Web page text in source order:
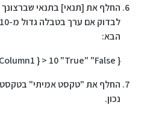
החלף את [תנאי] בתנאי
הבא:
{ IF { Table1.Column1 } > 10 "True" "False" }
החלף את "טקסט אמיתי" בטקסט
נכון.